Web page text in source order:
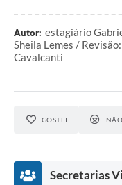
Autor: estagiário
Sheila Lemes /
Cavalcanti
GOSTEI
Secretarias